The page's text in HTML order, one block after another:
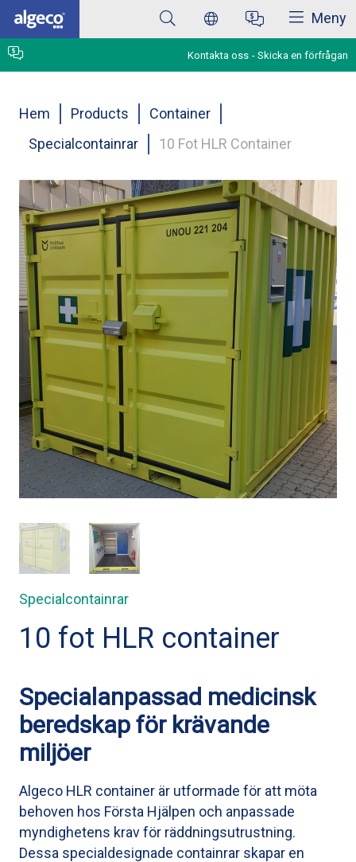
Hoppa
huvudinnehåll
Meny
Kontakta oss Skicka en förfrågan
Länkstig
Hem Products
Container
Specialcontainrar
10 Fot HLR Container
Specialcontainrar
10 fot HLR container
Specialanpassad medicinsk
beredskap för krävande
miljöer
Algeco HLR container är utformade för att möta
behoven hos Första Hjälpen och anpassade
myndighetens krav för räddningsutrustning.
Dessa specialdesignade containrar skapar en